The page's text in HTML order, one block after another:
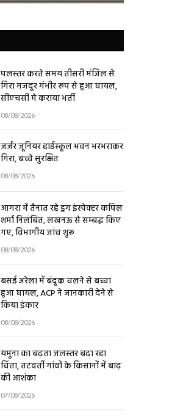
पलस्तर करते समय तीसरी मंजिल से
गिरा मजदूर गंभीर रूप से हुआ घायल,
सीएचसी मे कराया भर्ती
08/08/2026
जर्जर जूनियर हाईस्कूल भवन भरभराकर
गिरा, बच्चे सुरक्षित
08/08/2026
आगरा में तैनात रहे ड्रग इंस्पेक्टर कपिल
शर्मा निलंबित, लखनऊ से सम्बद्ध किए
गए, विभागीय जांच शुरू
08/08/2026
बसई अरेला में बंदूक चलने से बच्चा
हुआ घायल, ACP ने जानकारी देने से
किया इंकार
08/08/2026
यमुना का बढ़ता जलस्तर बढ़ा रहा
चिंता, तटवर्ती गांवों के किसानों में बाढ़
की आशंका
07/08/2026